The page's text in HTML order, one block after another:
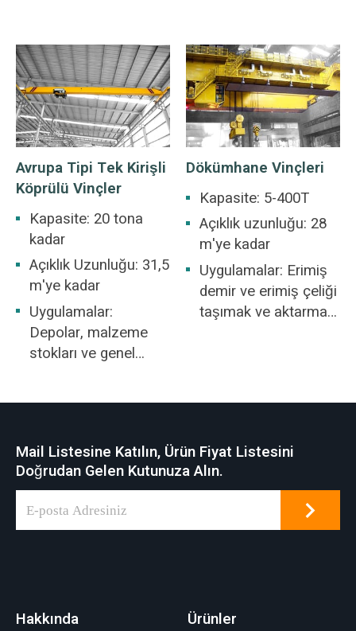
santrali, hafif ve
tekstil endüstrisi
atölyesi, gıda
endüstrisi atölyesi
için uygundur.
birçok endüstriyel iş
yerinin ortak özelliği
olan gezer vinç
çeşitli kaldırma
uygulamalarına
hizmet etmektedir.
Avrupa Tipi Tek Kirişli
Köprülü Vinçler
Kapasite: 20 tona
kadar
Açıklık Uzunluğu: 31,5
m'ye kadar
Uygulamalar:
Depolar, malzeme
stokları ve genel
Dökümhane Vinçleri
Kapasite: 5-400T
Açıklık uzunluğu: 28
m'ye kadar
Uygulamalar: Erimiş
demir ve erimiş çeliği
taşımak ve aktarmak
Mail Listesine Katılın, Ürün Fiyat Listesini
Doğrudan Gelen Kutunuza Alın.
Hakkında
Ürünler